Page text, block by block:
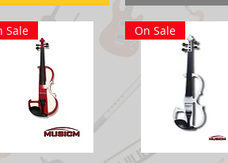
Sale On Sale